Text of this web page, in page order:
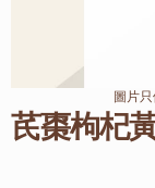
芪棗枸杞
圖片